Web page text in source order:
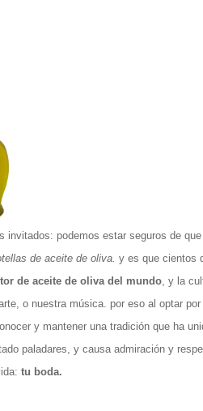
invitados: podemos estar seguros de
de aceite de oliva. y es que cientos
de aceite de oliva del mundo, y la
o nuestra música. por eso al optar por
y mantener una tradición que ha
paladares, y causa admiración y
tu boda.